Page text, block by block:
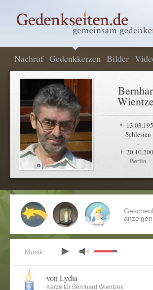
Nachruf Gedenkkerzen Bilder
Schlesien
-
Berlin
anzeigen
Musik:
von Lydia
Kerze für Bernhard Wientzek